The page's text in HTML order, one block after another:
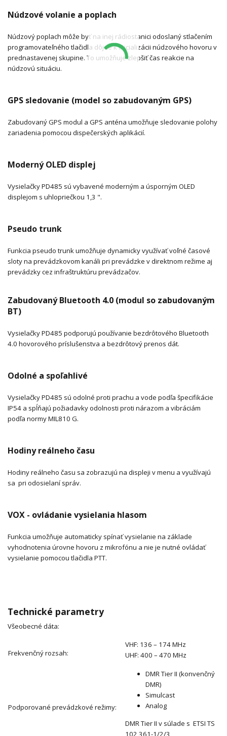
Núdzové volanie a poplach
Núdzový poplach môže byť na inej rádiostanici odoslaný stlačením
programovateľného tlačidla dôjde k inicializácii núdzového hovoru v
prednastavenej skupine. To umožňuje zlepšiť čas reakcie na
núdzovú situáciu.
GPS sledovanie (model so zabudovaným GPS)
Zabudovaný GPS modul a GPS anténa umožňuje sledovanie polohy
zariadenia pomocou dispečerských aplikácií.
Moderný OLED displej
Vysielačky PD485 sú vybavené moderným a úsporným OLED
displejom s uhlopriečkou 1,3 ".
Pseudo trunk
Funkcia pseudo trunk umožňuje dynamicky využívať voľné časové
sloty na prevádzkovom kanáli pri prevádzke v direktnom režime aj
prevádzky cez infraštruktúru prevádzačov.
Zabudovaný Bluetooth 4.0 (modul so zabudovaným
BT)
Vysielačky PD485 podporujú používanie bezdrôtového Bluetooth
4.0 hovorového príslušenstva a bezdrôtový prenos dát.
Odolné a spoľahlivé
Vysielačky PD485 sú odolné proti prachu a vode podľa špecifikácie
IP54 a spĺňajú požiadavky odolnosti proti nárazom a vibráciám
podľa normy MIL810 G.
Hodiny reálneho času
Hodiny reálneho času sa zobrazujú na displeji v menu a využívajú
sa pri odosielaní správ.
VOX - ovládanie vysielania hlasom
Funkcia umožňuje automaticky spínať vysielanie na základe
vyhodnotenia úrovne hovoru z mikrofónu a nie je nutné ovládať
vysielanie pomocou tlačidla PTT.
Technické parametry
Všeobecné dáta:
Frekvenčný rozsah:
VHF: 136 – 174 MHz
UHF: 400 – 470 MHz
Podporované prevádzkové režimy:
DMR Tier II (konvenčný
DMR)
Simulcast
Analog
DMR Tier II v súlade s ETSI TS
102 361-1/2/3